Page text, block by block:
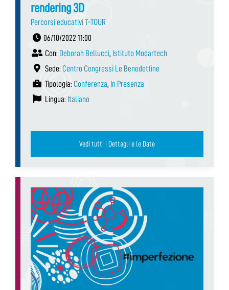
rendering 3D
Percorsi educativi T-TOUR
06/10/2022 11:00
Con: Deborah Bellucci, Istituto Modartech
Sede: Centro Congressi Le Benedettine
Tipologia: Conferenza, In Presenza
Lingua: Italiano
Vedi tutti i Dettagli e le Date